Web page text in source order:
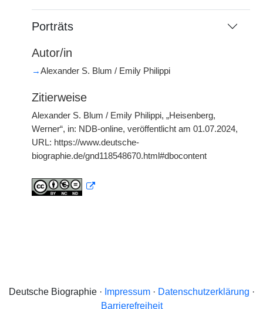
Porträts
Autor/in
→Alexander S. Blum / Emily Philippi
Zitierweise
Alexander S. Blum / Emily Philippi, „Heisenberg,
Werner“, in: NDB-online, veröffentlicht am 01.07.2024,
URL: https://www.deutsche-
biographie.de/gnd118548670.html#dbocontent
Deutsche Biographie · Impressum· Datenschutzerklärung ·
Barrierefreiheit